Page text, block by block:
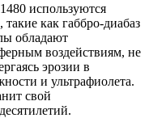
используются
как габбро-диабаз
обладают
воздействиям, не
эрозии в
и ультрафиолета.
свой